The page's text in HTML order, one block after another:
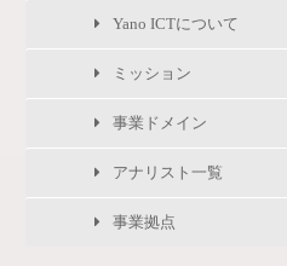
Yano ICTについて
ミッション
事業ドメイン
アナリスト一覧
事業拠点